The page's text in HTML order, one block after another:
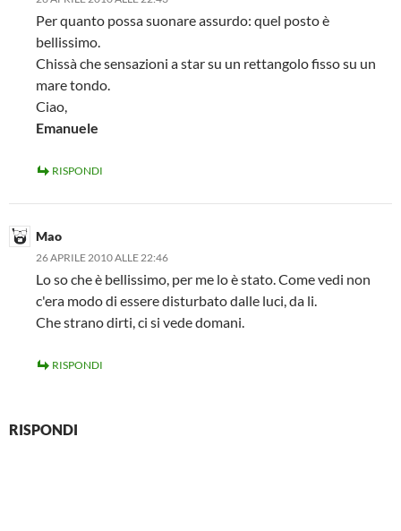
Per quanto possa suonare assurdo: quel posto è
bellissimo.
Chissà che sensazioni a star su un rettangolo fisso su un
mare tondo.
Ciao,
Emanuele
RISPONDI
Mao
26 APRILE 2010 ALLE 22:46
Lo so che è bellissimo, per me lo è stato. Come vedi non
c'era modo di essere disturbato dalle luci, da li.
Che strano dirti, ci si vede domani.
RISPONDI
RISPONDI